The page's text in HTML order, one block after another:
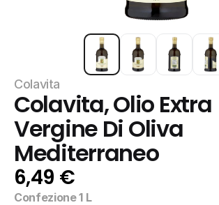
Colavita
Colavita, Olio Extra
Vergine Di Oliva
Mediterraneo
6,49 €
Confezione 1 L